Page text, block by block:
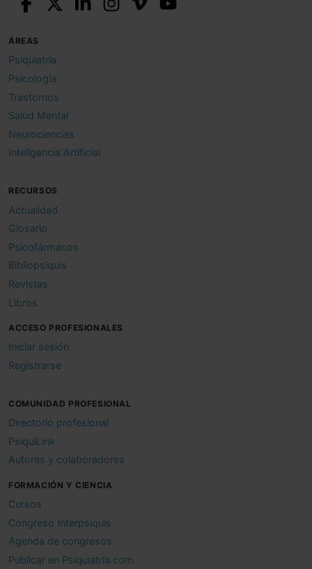
ÁREAS
Psiquiatría
Psicología
Trastornos
Salud Mental
Neurociencias
Inteligencia Artificial
RECURSOS
Actualidad
Glosario
Psicofármacos
Bibliopsiquis
Revistas
Libros
ACCESO PROFESIONALES
Iniciar sesión
Registrarse
COMUNIDAD PROFESIONAL
Directorio profesional
PsiquiLink
Autores y colaboradores
FORMACIÓN Y CIENCIA
Cursos
Congreso Interpsiquis
Agenda de congresos
Publicar en Psiquiatria.com